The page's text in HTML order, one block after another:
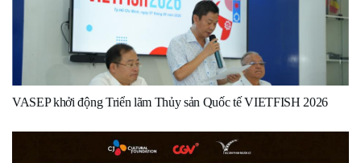
VASEP khởi động Triển lãm Thủy sản Quốc tế VIETFISH 2026